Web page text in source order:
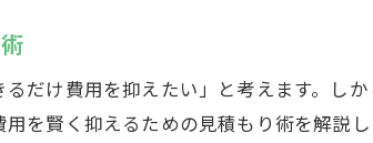
だけ費用を抑えたい」と考えます。し
を賢く抑えるための見積もり術を解説し